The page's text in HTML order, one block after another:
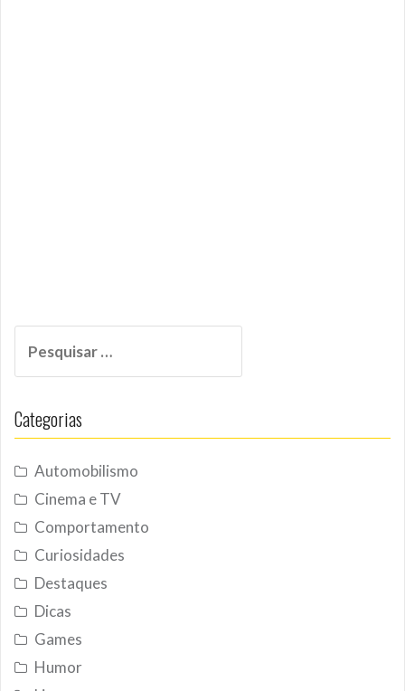
por:
Categorias
Automobilismo
Cinema e TV
Comportamento
Curiosidades
Destaques
Dicas
Games
Humor